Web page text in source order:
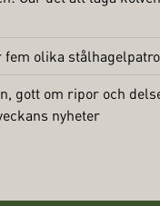
fem olika
gott om ripor och
nyheter